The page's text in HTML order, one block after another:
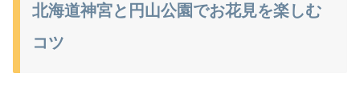
北海道神宮と円山公園でお花見を楽しむ
コツ